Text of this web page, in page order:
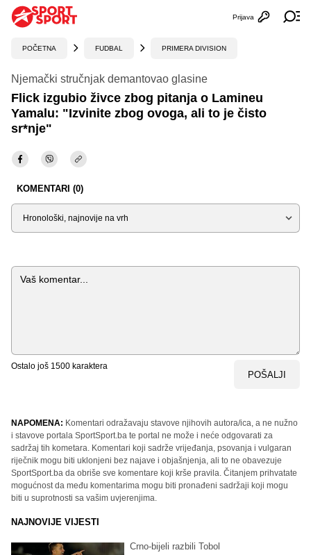
Otvori
Prijava
POČETNA FUDBAL PRIMERA DIVISION
Njemački stručnjak demantovao glasine
Flick izgubio živce zbog pitanja o Lamineu
Yamalu: "Izvinite zbog ovoga, ali to je čisto
sr*nje"
KOMENTARI (0)
Sortiraj
Komentar
Ostalo još 1500 karaktera
POŠALJI
NAPOMENA: Komentari odražavaju stavove njihovih autora/ica, a ne nužno
i stavove portala SportSport.ba te portal ne može i neće odgovarati za
sadržaj tih kometara. Komentari koji sadrže vrijeđanja, psovanja i vulgaran
riječnik mogu biti uklonjeni bez najave i objašnjenja, ali to ne obavezuje
SportSport.ba da obriše sve komentare koji krše pravila. Čitanjem prihvatate
mogućnost da među komentarima mogu biti pronađeni sadržaji koji mogu
biti u suprotnosti sa vašim uvjerenjima.
NAJNOVIJE VIJESTI
Crno-bijeli razbili Tobol